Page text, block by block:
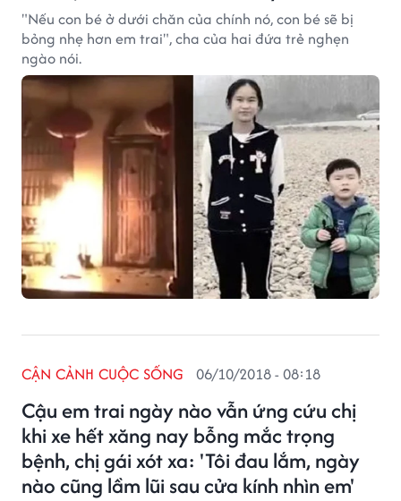
"Nếu con bé ở dưới chăn của chính nó, con bé sẽ bị
bỏng nhẹ hơn em trai", cha của hai đứa trẻ nghẹn
ngào nói.
Cậu em trai ngày nào vẫn ứng cứu chị
khi xe hết xăng nay bỗng mắc trọng
bệnh, chị gái xót xa: 'Tôi đau lắm, ngày
nào cũng lầm lũi sau cửa kính nhìn em'
CẬN CẢNH CUỘC SỐNG 06/10/2018 - 08:18